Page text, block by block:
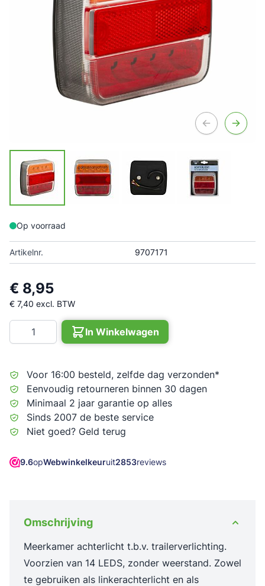
Op voorraad
Artikelnr. 9707171
€ 8,95
€ 7,40 excl. BTW
Aantal
In Winkelwagen
Voor 16:00 besteld, zelfde dag verzonden*
Eenvoudig retourneren binnen 30 dagen
Minimaal 2 jaar garantie op alles
Sinds 2007 de beste service
Niet goed? Geld terug
9.6opWebwinkelkeuruit2853reviews
Omschrijving
Meerkamer achterlicht t.b.v. trailerverlichting.
Voorzien van 14 LEDS, zonder weerstand. Zowel
te gebruiken als linkerachterlicht en als